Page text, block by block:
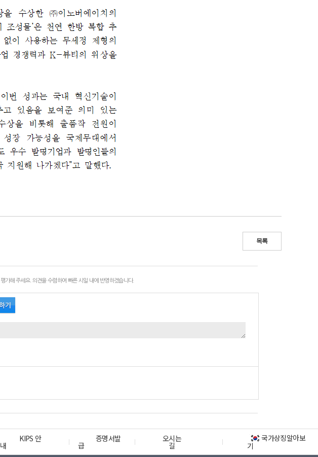
목록
가해 주세요. 의견을 수렴하여 빠른 시일 내에 반영하겠습니다.
KIPS 안
내
증명서발
급
오시는
길
국가상징알아보
기